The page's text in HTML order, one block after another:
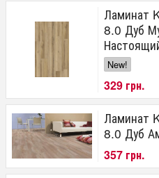
Ламинат
8.0 Дуб
New!
329 грн.
Ламинат
8.0 Дуб
357 грн.